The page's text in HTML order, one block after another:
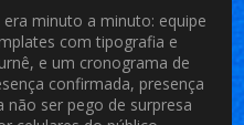
minuto a minuto: equipe
com tipografia e
e um cronograma de
confirmada, presença
não ser pego de surpresa